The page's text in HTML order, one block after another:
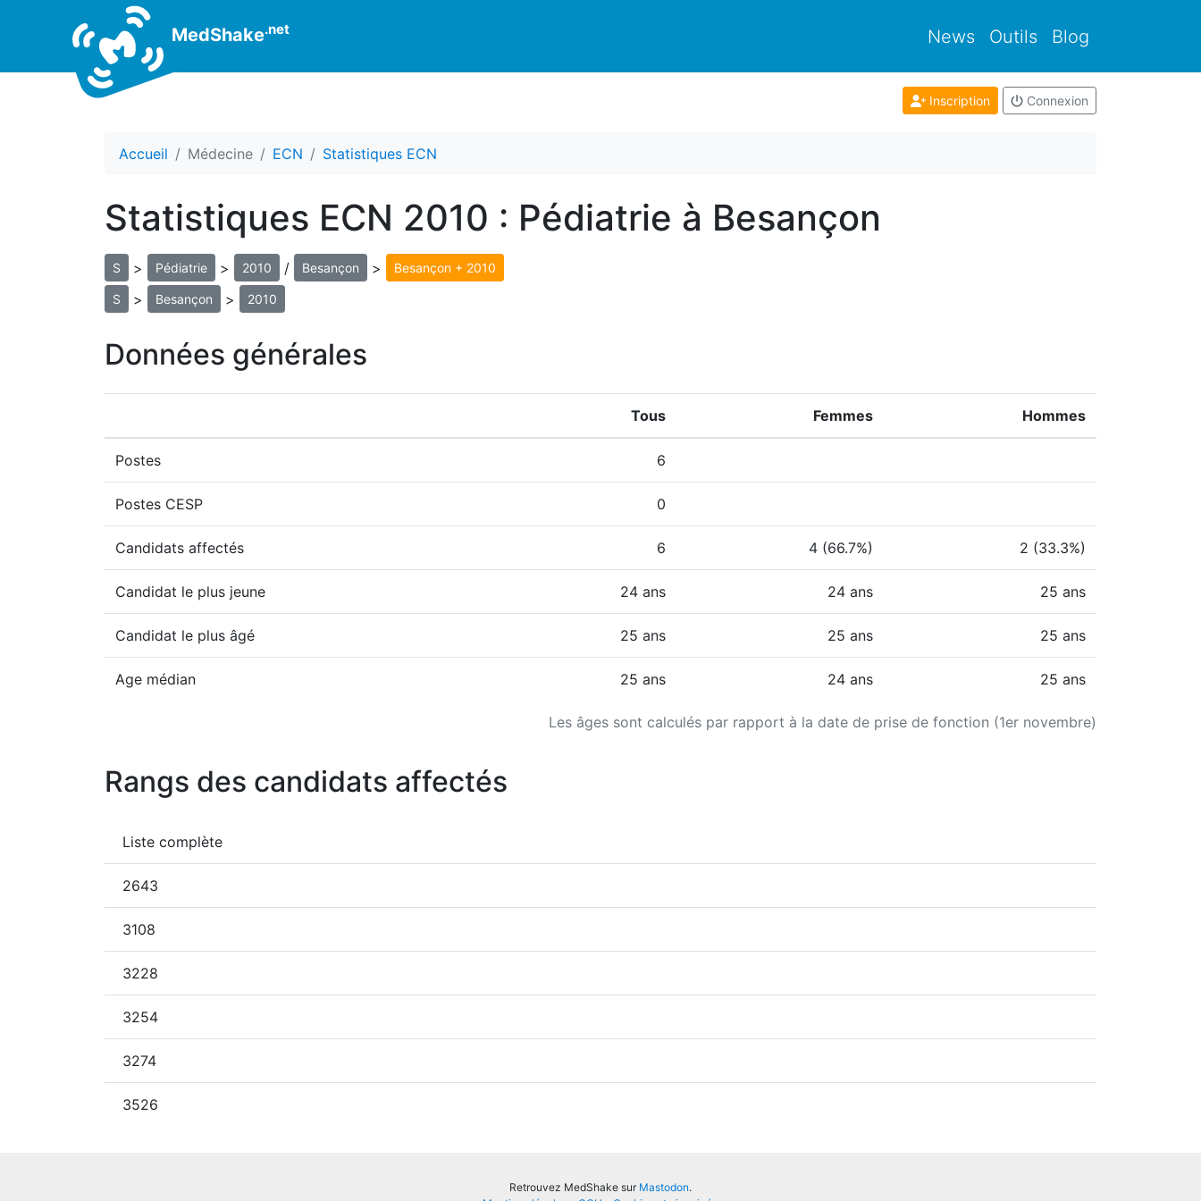
MedShake.net News Outils Blog
Inscription Connexion
Accueil Médecine ECN Statistiques ECN
Statistiques ECN 2010 : Pédiatrie à Besançon
S > Pédiatrie > 2010 / Besançon > Besançon + 2010
S > Besançon > 2010
Données générales
Les âges sont calculés par rapport à la date de prise de fonction (1er novembre)
Tous Femmes Hommes
Postes 6
Postes CESP 0
Candidats affectés 6 4 (66.7%) 2 (33.3%)
Candidat le plus jeune 24 ans 24 ans 25 ans
Candidat le plus âgé 25 ans 25 ans 25 ans
Age médian 25 ans 24 ans 25 ans
Rangs des candidats affectés
Liste complète
2643
3108
3228
3254
3274
3526
Retrouvez MedShake sur Mastodon.